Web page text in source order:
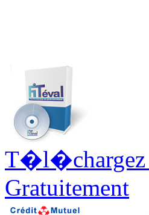
T�l�chargez
Gratuitement